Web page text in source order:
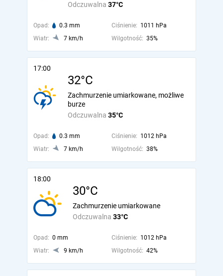
Odczuwalna 37°C
Opad: 0.3 mm Ciśnienie: 1011 hPa
Wiatr:
7 km/h Wilgotność: 35%
17:00
32°C
Odczuwalna 35°C
Zachmurzenie umiarkowane, możliwe
burze
Opad: 0.3 mm Ciśnienie: 1012 hPa
Wiatr:
7 km/h Wilgotność: 38%
18:00
30°C
Odczuwalna 33°C
Zachmurzenie umiarkowane
Opad: 0 mm Ciśnienie: 1012 hPa
Wiatr:
9 km/h Wilgotność: 42%